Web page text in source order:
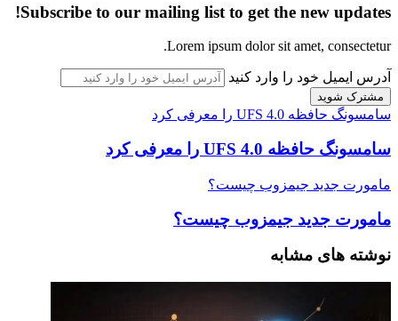
Subscribe to our mailing list to get the new updates!
Lorem ipsum dolor sit amet, consectetur.
آدرس ایمیل خود را وارد کنید
سامسونگ حافظه UFS 4.0 را معرفی کرد
سامسونگ حافظه UFS 4.0 را معرفی کرد
مامورت جدید جیمزوب چیست؟
مامورت جدید جیمزوب چیست؟
نوشته های مشابه